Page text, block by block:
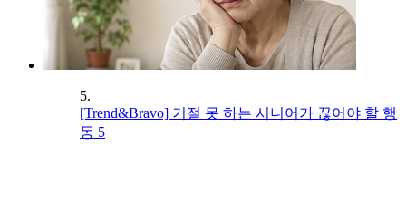
5.
[Trend&Bravo] 거절 못 하는 시니어가 끊어야 할 행
동 5